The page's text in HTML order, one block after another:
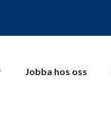
Jobba hos oss